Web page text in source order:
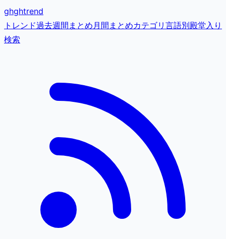
ghghtrend
トレンド過去週間まとめ月間まとめカテゴリ 言語別殿堂入り
検索